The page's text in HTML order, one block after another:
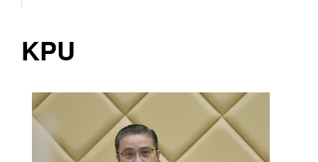
KPU